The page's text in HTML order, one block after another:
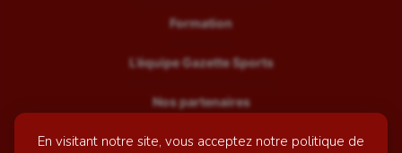
En visitant notre site, vous acceptez notre politique de
Formation
L’équipe Gazette Sports
Nos partenaires
Recrutement